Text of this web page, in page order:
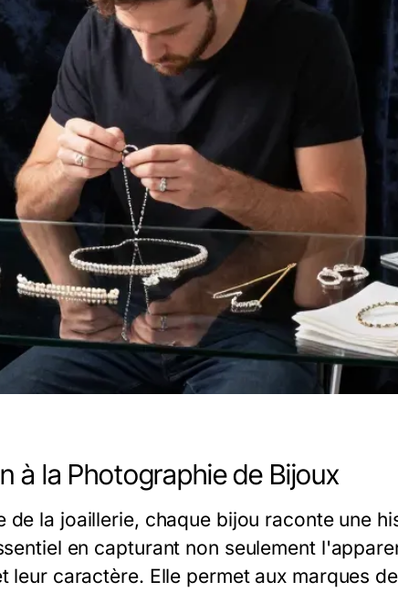
à la Photographie de Bijoux
de la joaillerie, chaque bijou raconte une
en capturant non seulement
leur caractère. Elle permet aux marques